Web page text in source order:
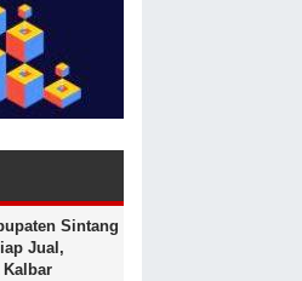
Sintang
Jual,